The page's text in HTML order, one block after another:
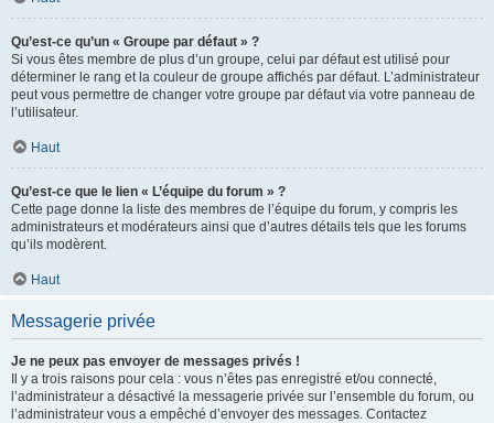
Qu’est-ce qu’un « Groupe par défaut » ?
Si vous êtes membre de plus d’un groupe, celui par défaut est utilisé pour
déterminer le rang et la couleur de groupe affichés par défaut. L’administrateur
peut vous permettre de changer votre groupe par défaut via votre panneau de
l’utilisateur.
Haut
Qu’est-ce que le lien « L’équipe du forum » ?
Cette page donne la liste des membres de l’équipe du forum, y compris les
administrateurs et modérateurs ainsi que d’autres détails tels que les forums
qu’ils modèrent.
Haut
Messagerie privée
Je ne peux pas envoyer de messages privés !
Il y a trois raisons pour cela : vous n’êtes pas enregistré et/ou connecté,
l’administrateur a désactivé la messagerie privée sur l’ensemble du forum, ou
l’administrateur vous a empêché d’envoyer des messages. Contactez